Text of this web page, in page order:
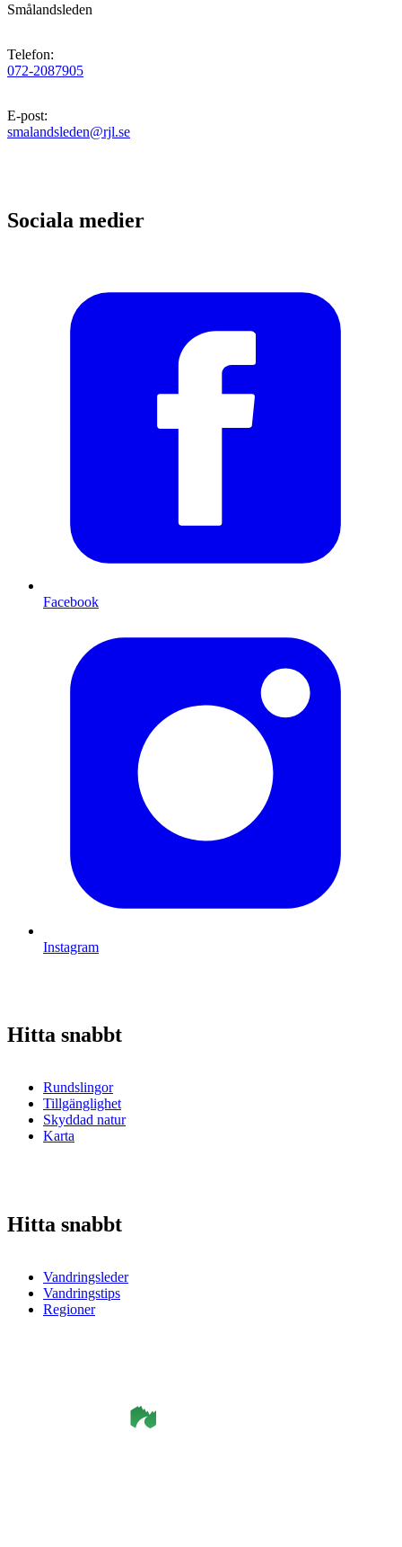
Smålandsleden
Telefon:
072-2087905
E-post:
smalandsleden@rjl.se
Sociala medier
Facebook
Instagram
Hitta snabbt
Rundslingor
Tillgänglighet
Skyddad natur
Karta
Hitta snabbt
Vandringsleder
Vandringstips
Regioner